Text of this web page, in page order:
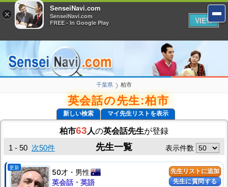
千葉県 ❯ 柏市
英会話の先生:柏市
新しい検索 マイ先生リストを表示
柏市63 人の英会話先生が登録
先生一覧
1 - 50 次50件 表示件数
先生リストに追加
先生に質問する
更新
50才 男性
英会話・英語
×
SenseiNavi.com
SenseiNavi.com
FREE - In Google Play
VIEW
×
SenseiNavi.com
SenseiNavi.com
FREE - In Google Play
VIEW